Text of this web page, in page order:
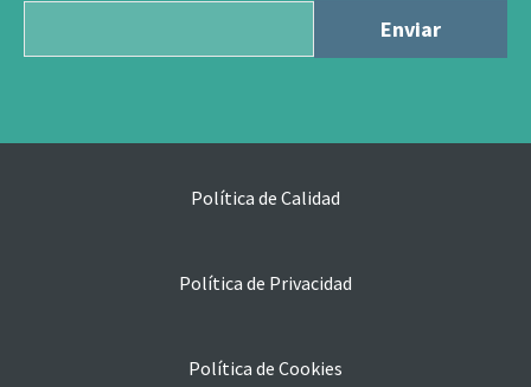
Política de Calidad
Política de Privacidad
Política de Cookies